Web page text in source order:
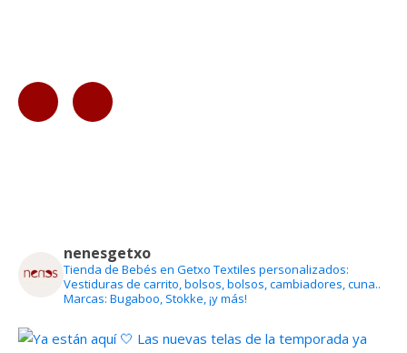
nenesgetxo
Tienda de Bebés en Getxo Textiles personalizados:
Vestiduras de carrito, bolsos, bolsos, cambiadores, cuna..
Marcas: Bugaboo, Stokke, ¡y más!